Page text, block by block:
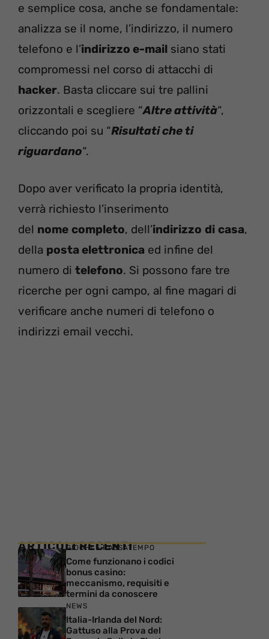
e semplice cosa, anche se fondamentale:
analizza se il nome, l’indirizzo, il numero
telefono e l’indirizzo e-mail siano stati
compromessi nel corso di attacchi di
hacker. Basta cliccare sui tre pallini
orizzontali e scegliere “Altre attività“,
cliccando poi su “Risultati che ti
riguardano“.
Dopo aver verificato la propria identità,
verrà richiesto l’inserimento
del nome completo, dell’indirizzo di casa,
della posta elettronica ed infine del
numero di telefono. Si possono fare tre
ricerche per ogni campo, al fine magari di
verificare anche numeri di telefono o
indirizzi email vecchi.
ARTICOLI RECENTI
GIOCHI E PASSATEMPO
Come funzionano i codici
bonus casino:
meccanismo, requisiti e
termini da conoscere
NEWS
Italia-Irlanda del Nord:
Gattuso alla Prova del